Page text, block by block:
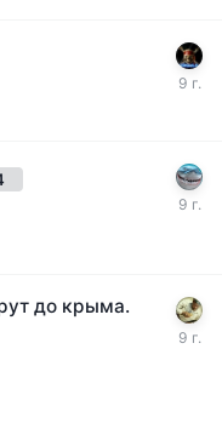
до крыма.